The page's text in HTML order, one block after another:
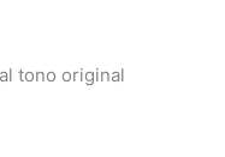
tono original